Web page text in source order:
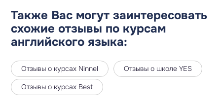
Также Вас могут заинтересовать
схожие отзывы по курсам
английского языка:
Отзывы о курсах Ninnel Отзывы о школе YES
Отзывы о курсах Best